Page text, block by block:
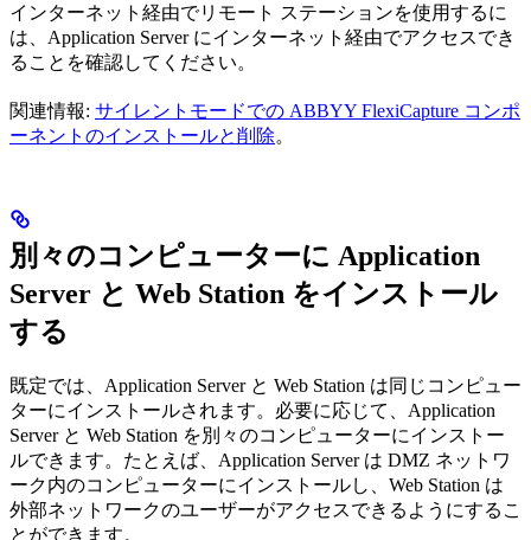
インターネット経由でリモート ステーションを使用するに
は、Application Server にインターネット経由でアクセスでき
ることを確認してください。
関連情報: サイレントモードでの ABBYY FlexiCapture コンポ
ーネントのインストールと削除。
別々のコンピューターに Application
Server と Web Station をインストール
する
既定では、Application Server と Web Station は同じコンピュー
ターにインストールされます。必要に応じて、Application
Server と Web Station を別々のコンピューターにインストー
ルできます。たとえば、Application Server は DMZ ネットワ
ーク内のコンピューターにインストールし、Web Station は
外部ネットワークのユーザーがアクセスできるようにするこ
とができます。